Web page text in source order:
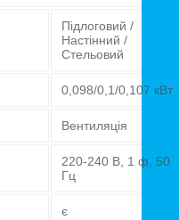
Підлоговий /
Настінний /
Стельовий
0,098/0,1/0,107 кВт
Вентиляція
220-240 В, 1 ф, 50
Гц
є